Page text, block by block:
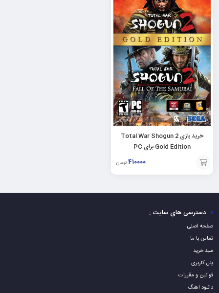
خرید بازی Total War Shogun 2
Gold Edition برای PC
۴۱۰۰۰۰ تومان
افزودن
به
دسترسی های سایت :
صفحه اصلی
تماس با ما
سبد خرید
پنل کاربری
قوانین و مقررات
دانلود اهنگ